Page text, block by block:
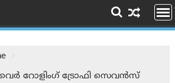
റോളിംഗ് ട്രോഫി സെവൻസ്